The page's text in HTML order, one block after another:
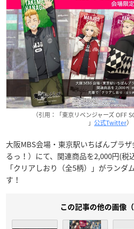
（引用：「東京リベンジャーズ OFF
」 公式Twitter）
大阪MBS会場・東京駅いちばんプラ
るっ！）にて、関連商品を2,000円(税
「クリアしおり（全5柄）」がランダ
す！
この記事の他の画像（